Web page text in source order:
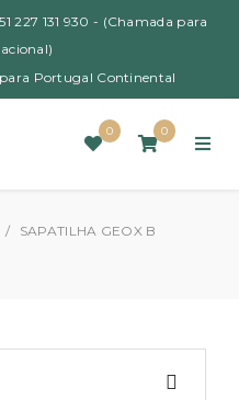
227 131 930 - (Chamada para
para Portugal Continental
0 0
/
SAPATILHA GEOX B